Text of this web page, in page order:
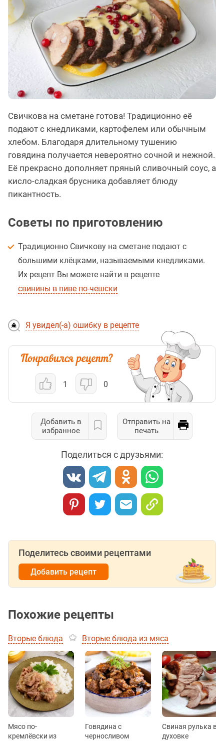
Свичкова на сметане готова! Традиционно её
подают с кнедликами, картофелем или обычным
хлебом. Благодаря длительному тушению
говядина получается невероятно сочной и нежной.
Её прекрасно дополняет пряный сливочный соус, а
кисло-сладкая брусника добавляет блюду
пикантность.
Советы по приготовлению
Традиционно Свичкову на сметане подают с
большими клёцками, называемыми кнедликами.
Их рецепт Вы можете найти в рецепте
свинины в пиве по-чешски
Я увидел(-а) ошибку в рецепте
1 0
Добавить в
избранное
Отправить на
печать
Поделиться с друзьями:
Поделитесь своими рецептами
Добавить рецепт
Похожие рецепты
Вторые блюда Вторые блюда из мяса
Мясо по-
кремлёвски из
Говядина с
черносливом
Свиная рулька в
духовке